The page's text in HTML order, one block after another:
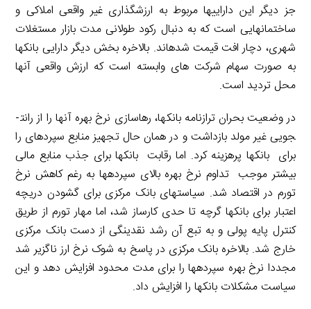
جز دیگر این دارایی­ها مربوط به ارزش­گذاری غیر واقعی املاکی و
ساختمان­هایی است که به دنبال رکود طولانی مدت بازار مستغلات
شهری، دچار افت قیمت شده­اند. بالاخره بخش دیگر دارایی بانک­ها
به صورت سهام شرکت های وابسته است که ارزش واقعی آنها
محل تردید است.
در وضعیت بحران ترازنامه بانک­ها، رهاسازی نرخ بهره آنها را از رانت­
جویی غیر مولد بازداشت و در همان حال تجهیز منابع سپرده­ای را
برای بانک­ها پرهزینه کرد. اما رقابت بانک­ها برای جذب منابع مالی
بیشتر موجب تداوم نرخ بهره بالای سپرده­ها به رغم کاهش نرخ
تورم در اقتصاد شد. سیاست­های بانک مرکزی برای گشودن دریچه
اعتبار برای بانک­ها گرچه تا حدی کارساز شد، اما مهار تورم از طریق
کنترل پایه پولی و به تبع آن رشد نقدینگی از دست بانک مرکزی
خارج شد. بالاخره بانک مرکزی در پاسخ به شوک نرخ ارز ناگزیر شد
مجددا نرخ بهره سپرده­ها را برای مدت محدود افزایش دهد و این
سیاست مشکلات بانک­ها را افزایش داد.